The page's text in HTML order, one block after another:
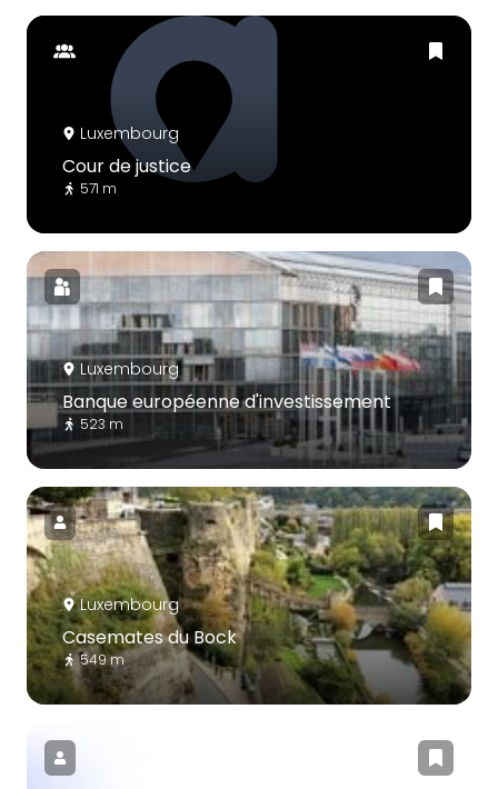
Luxembourg
Cour de justice
571 m
Luxembourg
Banque européenne d'investissement
523 m
Luxembourg
Casemates du Bock
549 m